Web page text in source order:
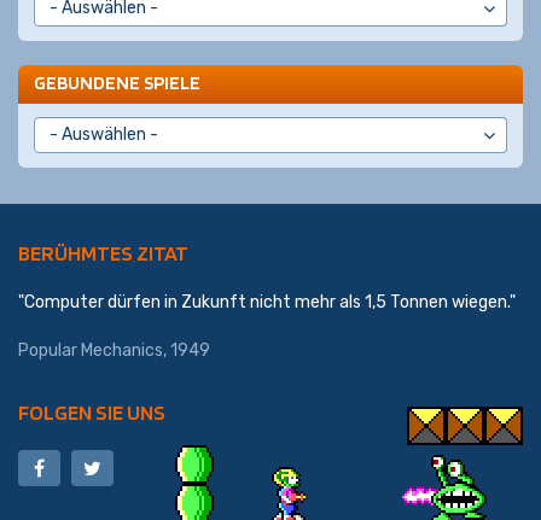
GEBUNDENE SPIELE
BERÜHMTES ZITAT
"Computer dürfen in Zukunft nicht mehr als 1,5 Tonnen wiegen."
Popular Mechanics, 1949
FOLGEN SIE UNS